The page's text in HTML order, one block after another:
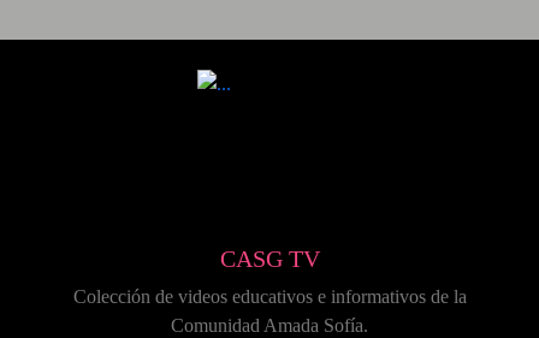
CASG TV
Colección de videos educativos e informativos de la
Comunidad Amada Sofía.